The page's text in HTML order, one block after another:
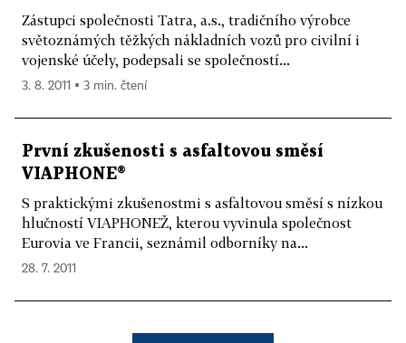
Zástupci společnosti Tatra, a.s., tradičního výrobce
světoznámých těžkých nákladních vozů pro civilní i
vojenské účely, podepsali se společností...
3. 8. 2011 ▪ 3 min. čtení
První zkušenosti s asfaltovou směsí
VIAPHONE®
S praktickými zkušenostmi s asfaltovou směsí s nízkou
hlučností VIAPHONEŽ, kterou vyvinula společnost
Eurovia ve Francii, seznámil odborníky na...
28. 7. 2011